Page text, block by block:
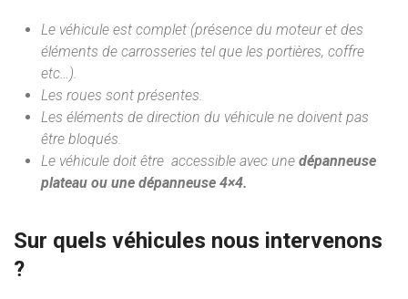
Le véhicule est complet (présence du moteur et des
éléments de carrosseries tel que les portières, coffre
etc…).
Les roues sont présentes.
Les éléments de direction du véhicule ne doivent pas
être bloqués.
Le véhicule doit être accessible avec une dépanneuse
plateau ou une dépanneuse 4×4.
Sur quels véhicules nous intervenons
?